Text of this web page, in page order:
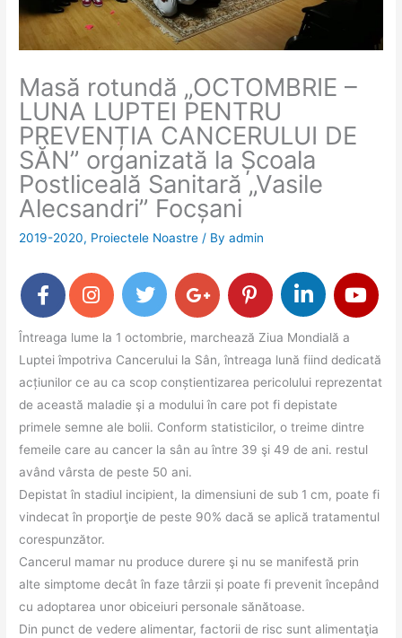
Masă rotundă „OCTOMBRIE –
LUNA LUPTEI PENTRU
PREVENȚIA CANCERULUI DE
SĂN” organizată la Școala
Postliceală Sanitară „Vasile
Alecsandri” Focșani
2019-2020, Proiectele Noastre / Byadmin
Întreaga lume la 1 octombrie, marchează Ziua Mondială a
Luptei împotriva Cancerului la Sân, întreaga lună fiind dedicată
acțiunilor ce au ca scop conștientizarea pericolului reprezentat
de această maladie şi a modului în care pot fi depistate
primele semne ale bolii. Conform statisticilor, o treime dintre
femeile care au cancer la sân au între 39 şi 49 de ani. restul
având vârsta de peste 50 ani.
Depistat în stadiul incipient, la dimensiuni de sub 1 cm, poate fi
vindecat în proporţie de peste 90% dacă se aplică tratamentul
corespunzător.
Cancerul mamar nu produce durere şi nu se manifestă prin
alte simptome decât în faze târzii și poate fi prevenit începând
cu adoptarea unor obiceiuri personale sănătoase.
Din punct de vedere alimentar, factorii de risc sunt alimentaţia